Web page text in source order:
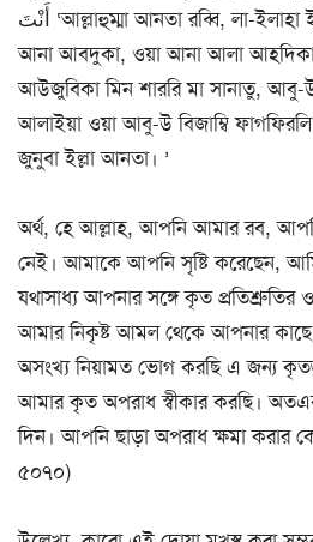
أَنْتَ ‘আল্লাহুম্মা আনতা রব্বি, লা-ইলাহা ইল্লা আনতা খলাকতানি, ওয়া
আনা আবদুকা, ওয়া আনা আলা
আউজুবিকা মিন শাররি মা সানাতু, আবু-উ
আলাইয়া ওয়া আবু-উ বিজাম্বি
জুনুবা ইল্লা আনতা। ’
অর্থ, হে আল্লাহ, আপনি আমার রব,
নেই। আমাকে আপনি সৃষ্টি করেছেন,
যথাসাধ্য আপনার সঙ্গে কৃত প্রতিশ্রুতির
আমার নিকৃষ্ট আমল থেকে আপনার
অসংখ্য নিয়ামত ভোগ করছি এ জন্য
আমার কৃত অপরাধ স্বীকার করছি।
দিন। আপনি ছাড়া অপরাধ ক্ষমা করার
৫০৭০)